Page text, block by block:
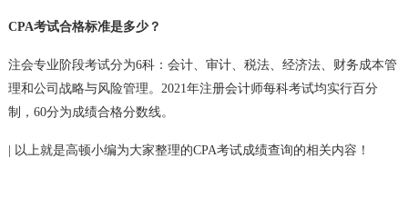
CPA考试合格标准是多少？
注会专业阶段考试分为6科：会计、审计、税法、经济法、财务成本管
理和公司战略与风险管理。2021年注册会计师每科考试均实行百分
制，60分为成绩合格分数线。
| 以上就是高顿小编为大家整理的CPA考试成绩查询的相关内容！